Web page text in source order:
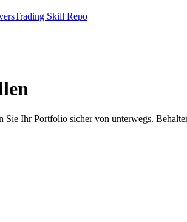
Trading Skill Repo
Ihr Portfolio sicher von unterwegs.